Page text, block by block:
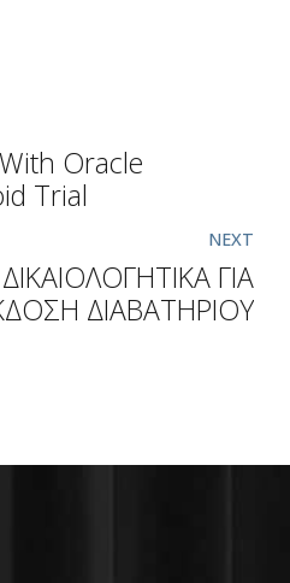
Oracle
Trial
NEXT
ΓΙΑ
ΔΙΑΒΑΤΗΡΙΟΥ